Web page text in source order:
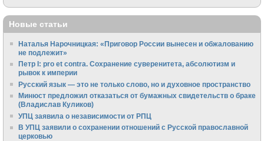
Новые статьи
Наталья Нарочницкая: «Приговор России вынесен и обжалованию
не подлежит»
Петр I: pro et contra. Сохранение суверенитета, абсолютизм и
рывок к империи
Русский язык — это не только слово, но и духовное пространство
Минюст предложил отказаться от бумажных свидетельств о браке
(Владислав Куликов)
УПЦ заявила о независимости от РПЦ
В УПЦ заявили о сохранении отношений с Русской православной
церковью